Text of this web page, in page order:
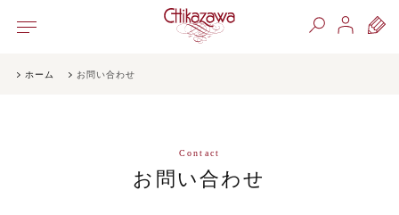
ホーム お問い合わせ
Contact
お問い合わせ